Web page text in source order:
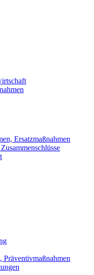
Ersatzmaßnahmen
Präventivmaßnahmen